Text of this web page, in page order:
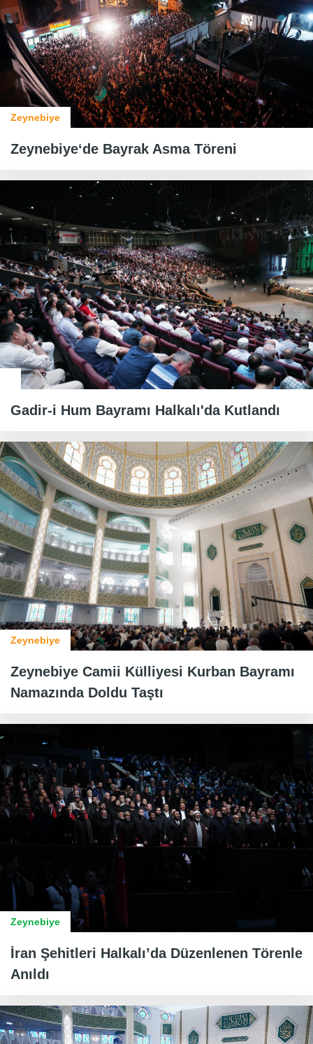
Zeynebiye
Zeynebiye‘de Bayrak Asma Töreni
Gadir-i Hum Bayramı Halkalı'da Kutlandı
Zeynebiye
Zeynebiye Camii Külliyesi Kurban Bayramı
Namazında Doldu Taştı
Zeynebiye
İran Şehitleri Halkalı’da Düzenlenen Törenle
Anıldı